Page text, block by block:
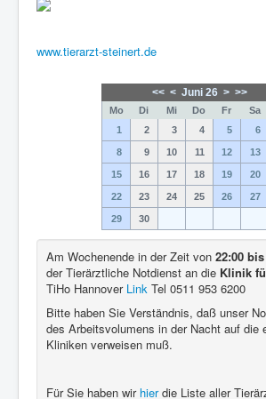
www.tierarzt-steinert.de
<< < Juni 26 > >>
Mo Di Mi Do Fr Sa
1
2 3 4 5 6
8 9 10 11 12 13
15 16 17 18 19 20
22 23 24 25 26 27
29 30
Am Wochenende in der Zeit von 22:00
der Tierärztliche Notdienst an die Klinik
TiHo Hannover Link Tel 0511 953 6200
Bitte haben Sie Verständnis, daß unser
des Arbeitsvolumens in der Nacht auf die
Kliniken verweisen muß.
Für Sie haben wir hierdie Liste aller